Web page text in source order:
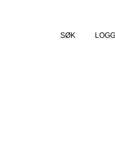
SØK